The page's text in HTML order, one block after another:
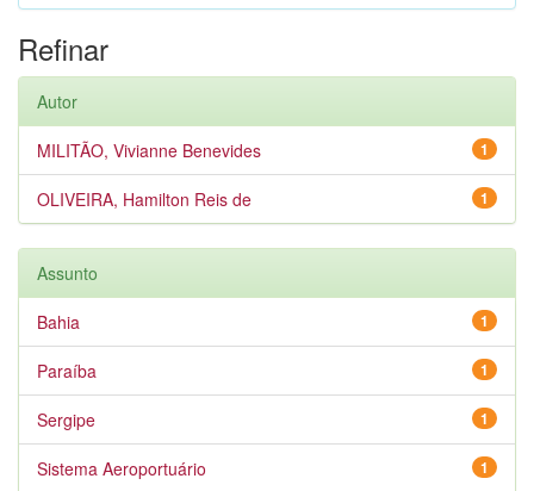
Refinar
Autor
1
MILITÃO, Vivianne Benevides
1
OLIVEIRA, Hamilton Reis de
Assunto
1
Bahia
1
Paraíba
1
Sergipe
1
Sistema Aeroportuário